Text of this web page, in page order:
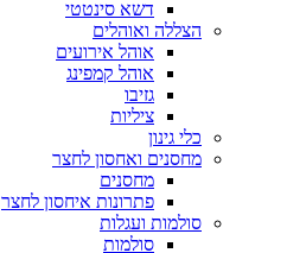
דשא סינטטי
הצללה ואוהלים
אוהל אירועים
אוהל קמפינג
גזיבו
ציליות
כלי גינון
מחסנים ואחסון לחצר
מחסנים
פתרונות איחסון לחצר
סולמות ועגלות
סולמות